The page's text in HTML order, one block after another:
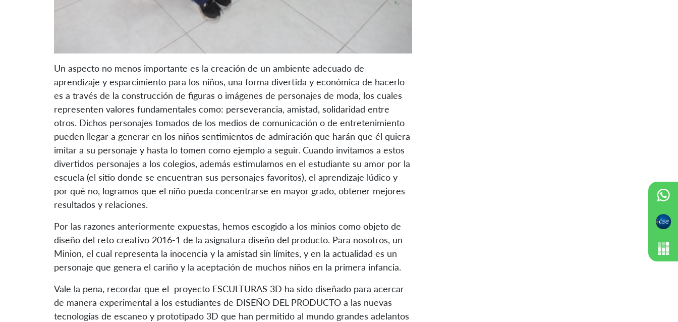
Un aspecto no menos importante es la creación de un ambiente adecuado de
aprendizaje y esparcimiento para los niños, una forma divertida y económica de hacerlo
es a través de la construcción de figuras o imágenes de personajes de moda, los cuales
representen valores fundamentales como: perseverancia, amistad, solidaridad entre
otros. Dichos personajes tomados de los medios de comunicación o de entretenimiento
pueden llegar a generar en los niños sentimientos de admiración que harán que él quiera
imitar a su personaje y hasta lo tomen como ejemplo a seguir. Cuando invitamos a estos
divertidos personajes a los colegios, además estimulamos en el estudiante su amor por la
escuela (el sitio donde se encuentran sus personajes favoritos), el aprendizaje lúdico y
por qué no, logramos que el niño pueda concentrarse en mayor grado, obtener mejores
resultados y relaciones.
Por las razones anteriormente expuestas, hemos escogido a los minios como objeto de
diseño del reto creativo 2016-1 de la asignatura diseño del producto. Para nosotros, un
Minion, el cual representa la inocencia y la amistad sin límites, y en la actualidad es un
personaje que genera el cariño y la aceptación de muchos niños en la primera infancia.
Vale la pena, recordar que el proyecto ESCULTURAS 3D ha sido diseñado para acercar
de manera experimental a los estudiantes de DISEÑO DEL PRODUCTO a las nuevas
tecnologías de escaneo y prototipado 3D que han permitido al mundo grandes adelantos